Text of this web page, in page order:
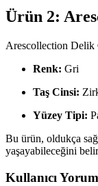
Ürün 2:
Arescollection Delik
Renk: Gri
Taş Cinsi:
Yüzey Tipi:
Bu ürün, oldukça
yaşayabileceğini
Kullanıcı